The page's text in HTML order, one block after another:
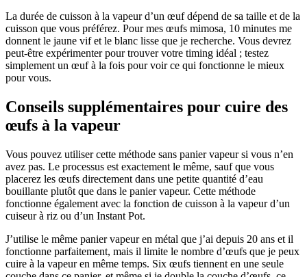
La durée de cuisson à la vapeur d’un œuf dépend de sa taille et de la
cuisson que vous préférez. Pour mes œufs mimosa, 10 minutes me
donnent le jaune vif et le blanc lisse que je recherche. Vous devrez
peut-être expérimenter pour trouver votre timing idéal ; testez
simplement un œuf à la fois pour voir ce qui fonctionne le mieux
pour vous.
Conseils supplémentaires pour cuire des
œufs à la vapeur
Vous pouvez utiliser cette méthode sans panier vapeur si vous n’en
avez pas. Le processus est exactement le même, sauf que vous
placerez les œufs directement dans une petite quantité d’eau
bouillante plutôt que dans le panier vapeur. Cette méthode
fonctionne également avec la fonction de cuisson à la vapeur d’un
cuiseur à riz ou d’un Instant Pot.
J’utilise le même panier vapeur en métal que j’ai depuis 20 ans et il
fonctionne parfaitement, mais il limite le nombre d’œufs que je peux
cuire à la vapeur en même temps. Six œufs tiennent en une seule